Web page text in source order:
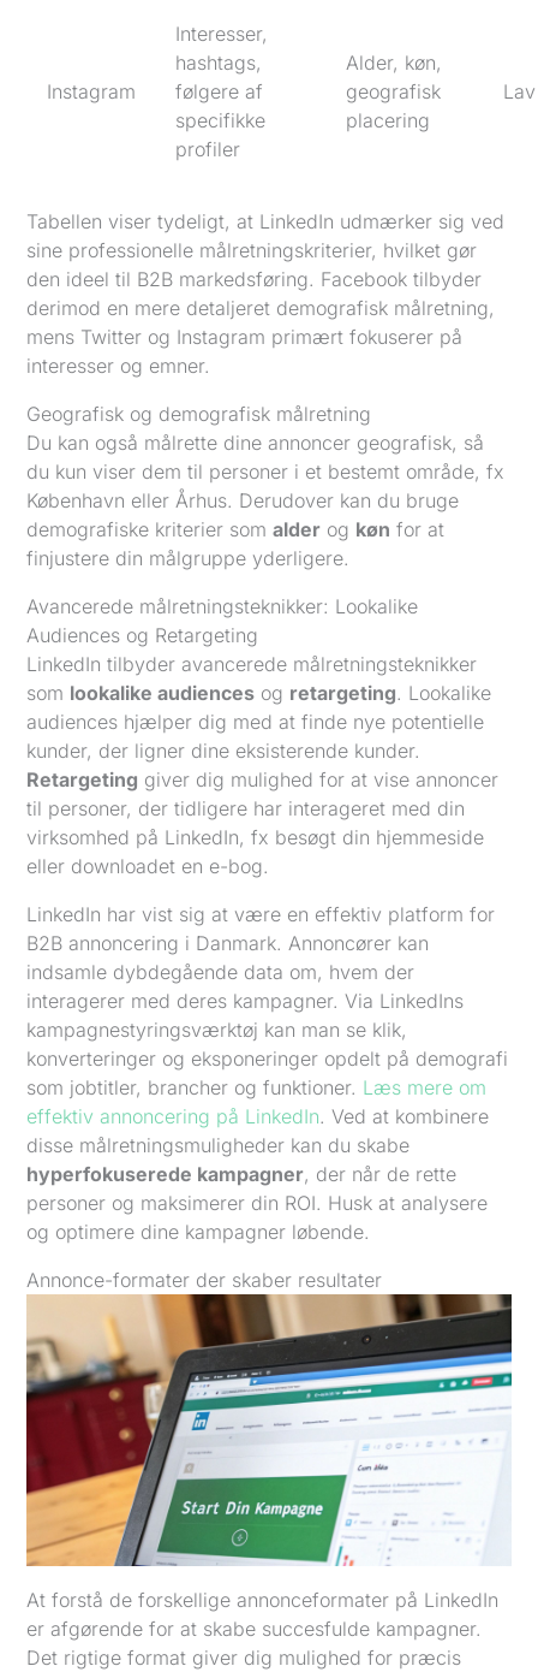
Instagram
Interesser,
hashtags,
følgere af
specifikke
profiler
Alder, køn,
geografisk
placering
Lav
Tabellen viser tydeligt, at LinkedIn udmærker sig ved
sine professionelle målretningskriterier, hvilket gør
den ideel til B2B markedsføring. Facebook tilbyder
derimod en mere detaljeret demografisk målretning,
mens Twitter og Instagram primært fokuserer på
interesser og emner.
Geografisk og demografisk målretning
Du kan også målrette dine annoncer geografisk, så
du kun viser dem til personer i et bestemt område, fx
København eller Århus. Derudover kan du bruge
demografiske kriterier somalder og køn for at
finjustere din målgruppe yderligere.
Avancerede målretningsteknikker: Lookalike
Audiences og Retargeting
LinkedIn tilbyder avancerede målretningsteknikker
som lookalike audiences og retargeting. Lookalike
audiences hjælper dig med at finde nye potentielle
kunder, der ligner dine eksisterende kunder.
Retargeting giver dig mulighed for at vise annoncer
til personer, der tidligere har interageret med din
virksomhed på LinkedIn, fx besøgt din hjemmeside
eller downloadet en e-bog.
LinkedIn har vist sig at være en effektiv platform for
B2B annoncering i Danmark. Annoncører kan
indsamle dybdegående data om, hvem der
interagerer med deres kampagner. Via LinkedIns
kampagnestyringsværktøj kan man se klik,
konverteringer og eksponeringer opdelt på demografi
som jobtitler, brancher og funktioner. Læs mere om
effektiv annoncering på LinkedIn. Ved at kombinere
disse målretningsmuligheder kan du skabe
hyperfokuserede kampagner, der når de rette
personer og maksimerer din ROI. Husk at analysere
og optimere dine kampagner løbende.
Annonce-formater der skaber resultater
At forstå de forskellige annonceformater på LinkedIn
er afgørende for at skabe succesfulde kampagner.
Det rigtige format giver dig mulighed for præcis